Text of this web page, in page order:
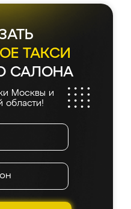
ТАКСИ
САЛОНА
Москвы и
области!